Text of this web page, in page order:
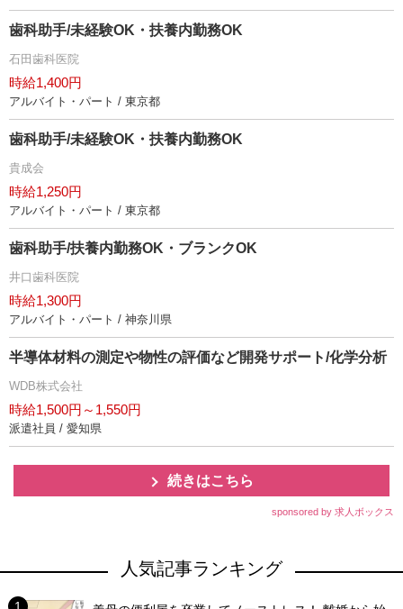
歯科助手/未経験OK・扶養内勤務OK
石田歯科医院
時給1,400円
アルバイト・パート / 東京都
歯科助手/未経験OK・扶養内勤務OK
貴成会
時給1,250円
アルバイト・パート / 東京都
歯科助手/扶養内勤務OK・ブランクOK
井口歯科医院
時給1,300円
アルバイト・パート / 神奈川県
半導体材料の測定や物性の評価など開発サポート/化学分析
WDB株式会社
時給1,500円～1,550円
派遣社員 / 愛知県
続きはこちら
sponsored by 求人ボックス
人気記事ランキング